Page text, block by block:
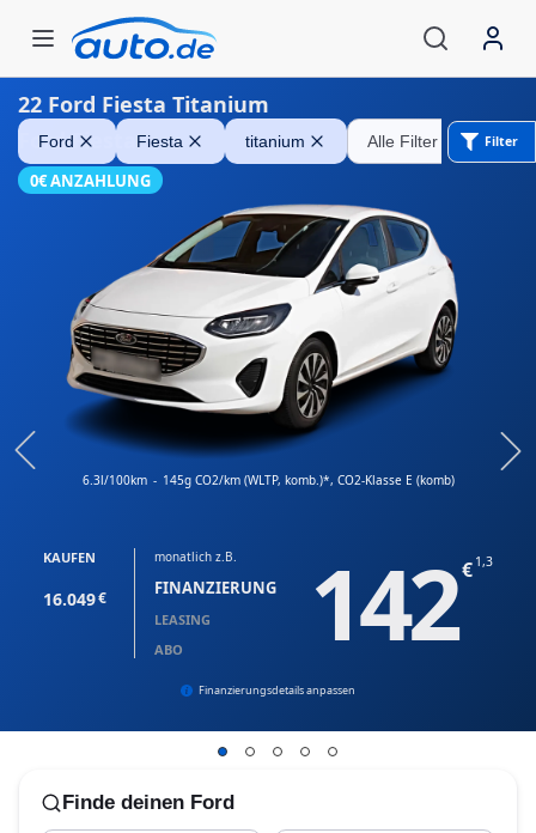
22 Ford Fiesta Titanium
Ford Fiesta titanium Alle Filter entfernen
Filter
Ford Fiesta
0€ ANZAHLUNG
6.3l/100km - 145g CO2/km (WLTP, komb.)*, CO2-Klasse E (komb)
monatlich z.B.
FINANZIERUNG
LEASING
ABO
142 1,3
KAUFEN
16.049
Finanzierungsdetails anpassen
Finde deinen Ford